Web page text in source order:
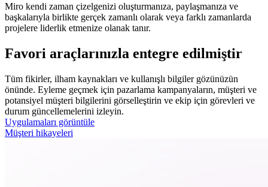
Miro kendi zaman çizelgenizi oluşturmanıza, paylaşmanıza ve
başkalarıyla birlikte gerçek zamanlı olarak veya farklı zamanlarda
projelere liderlik etmenize olanak tanır.
Favori araçlarınızla entegre edilmiştir
Tüm fikirler, ilham kaynakları ve kullanışlı bilgiler gözünüzün
önünde. Eyleme geçmek için pazarlama kampanyaların, müşteri ve
potansiyel müşteri bilgilerini görselleştirin ve ekip için görevleri ve
durum güncellemelerini izleyin.
Uygulamaları görüntüle
Müşteri hikayeleri